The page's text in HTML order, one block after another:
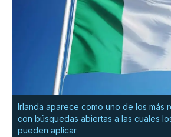
Irlanda aparece como uno de los más
con búsquedas abiertas a las cuales
pueden aplicar